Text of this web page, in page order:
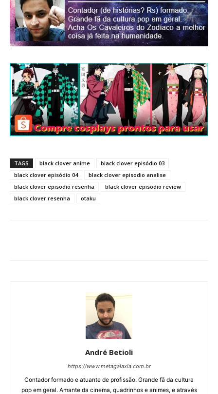
TAGS black clover anime
black clover episódio 03
black clover episódio 04
black clover episodio analise
black clover episodio resenha
black clover episodio review
black clover resenha
otaku
André Betioli
https://www.metagalaxia.com.br
Contador formado e atuante de profissão. Grande fã da cultura
pop em geral. Amante da cinema, quadrinhos e animes, e através